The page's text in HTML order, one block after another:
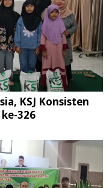
KSJ Konsisten
326